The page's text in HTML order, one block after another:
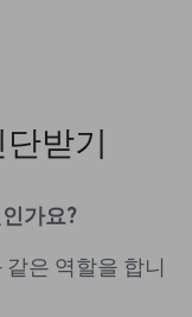
받기
가요?
은 역할을 합니